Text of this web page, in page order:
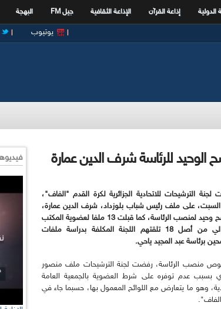
الدولية إذاعة القرآن الإذاعة الثقافية جيل FM البهجة
يوتيوب
للرئاسة شرف الدين عمارة
الترشيحات للاتحادية الجزائرية لكرة القدم "الفاف"،
السبت، على ملف رئيس شباب بلوزداد، شرف الدين عمارة،
كمترشح وحيد لمنصب الرئاسة، كما قبلت 13 ملفا لعضوية المكتب
الفيدرالي من أصل 18 تلقتهم اللجنة المكلفة بدراسة ملفات
برئاسة عبد المجيد ياحي.
منصب الرئاسة، رفضت لجنة الترشيحات ملف منصور
بسبب عدم توفره على شرط العضوية بالجمعية العامة
وهو ما يتعارض مع اللوائح المعمول بها، حسبما جاء في